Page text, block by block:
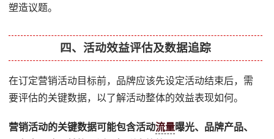
塑造议题。
四、活动效益评估及数据追踪
在订定营销活动目标前，品牌应该先设定活动结束后，需
要评估的关键数据，以了解活动整体的效益表现如何。
营销活动的关键数据可能包含活动流量曝光、品牌产品、